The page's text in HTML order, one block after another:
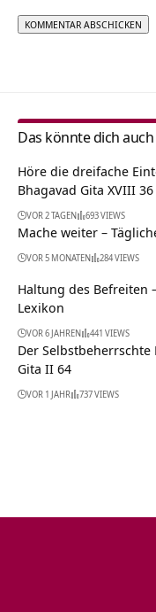
Das könnte dich
Höre die dreifache
Bhagavad Gita XVIII 36
VOR 2 TAGEN 693 VIEWS
Mache weiter –
VOR 5 MONATEN 284 VIEWS
Haltung des Befreiten
Lexikon
VOR 6 JAHREN 441 VIEWS
Der Selbstbeherrschte
Gita II 64
VOR 1 JAHR 737 VIEWS